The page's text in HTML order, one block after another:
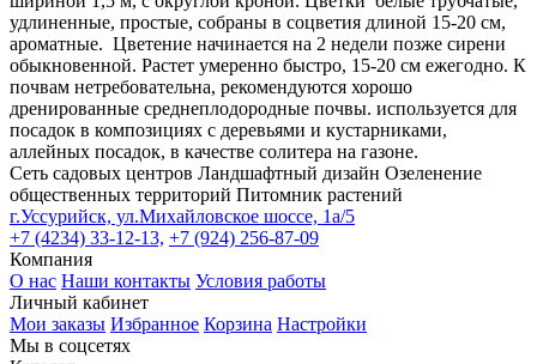
удлиненные, простые, собраны в соцветия длиной 15-20 см,
ароматные. Цветение начинается на 2 недели позже сирени
обыкновенной. Растет умеренно быстро, 15-20 см ежегодно. К
почвам нетребовательна, рекомендуются хорошо
дренированные среднеплодородные почвы. используется для
посадок в композициях с деревьями и кустарниками,
аллейных посадок, в качестве солитера на газоне.
Сеть садовых центров Ландшафтный дизайн Озеленение
общественных территорий Питомник растений
г.Уссурийск, ул.Михайловское шоссе, 1а/5
+7 (4234) 33-12-13, +7 (924) 256-87-09
Компания
О нас Наши контакты Условия работы
Личный кабинет
Мои заказы Избранное Корзина Настройки
Мы в соцсетях